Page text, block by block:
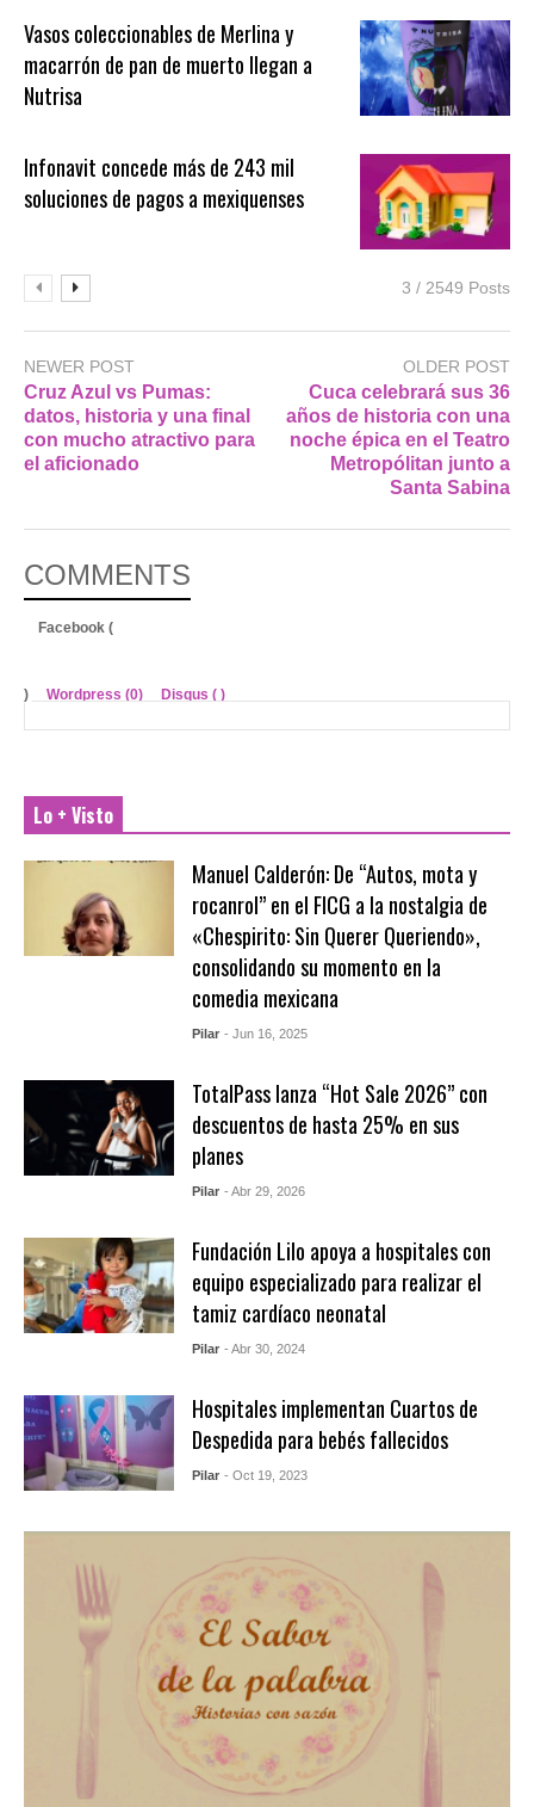
Vasos coleccionables de Merlina y
macarrón de pan de muerto llegan a
Nutrisa
Infonavit concede más de 243 mil
soluciones de pagos a mexiquenses
3 / 2549 Posts
NEWER POST
Cruz Azul vs Pumas:
datos, historia y una final
con mucho atractivo para
el aficionado
OLDER POST
Cuca celebrará sus 36
años de historia con una
noche épica en el Teatro
Metropólitan junto a
Santa Sabina
COMMENTS
Facebook (
) Wordpress (0) Disqus ( )
Lo + Visto
Manuel Calderón: De “Autos, mota y
rocanrol” en el FICG a la nostalgia de
«Chespirito: Sin Querer Queriendo»,
consolidando su momento en la
comedia mexicana
Pilar - Jun 16, 2025
TotalPass lanza “Hot Sale 2026” con
descuentos de hasta 25% en sus
planes
Pilar - Abr 29, 2026
Fundación Lilo apoya a hospitales con
equipo especializado para realizar el
tamiz cardíaco neonatal
Pilar - Abr 30, 2024
Hospitales implementan Cuartos de
Despedida para bebés fallecidos
Pilar - Oct 19, 2023